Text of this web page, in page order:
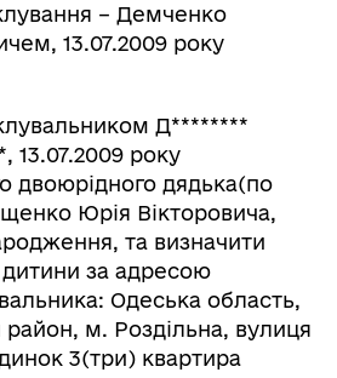
– Демченко
13.07.2009 року
Д********
, 13.07.2009 року
двоюрідного дядька(по
Юрія Вікторовича,
та визначити
за адресою
Одеська область,
район, м. Роздільна, вулиця
3(три) квартира